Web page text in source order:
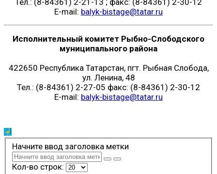
E-mail: balyk-bistage@tatar.ru
Исполнительный комитет Рыбно-Слободского
муниципального района
422650 Республика Татарстан, пгт. Рыбная Слобода,
ул. Ленина, 48
Тел.: (8-84361) 2-27-05 факс: (8-84361) 2-30-12
E-mail: balyk-bistage@tatar.ru
Начните ввод заголовка метки
Кол-во строк: